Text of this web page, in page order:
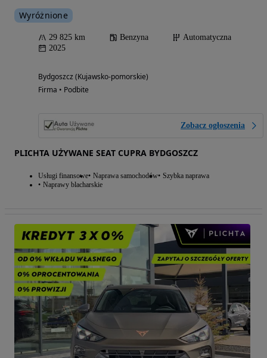
Wyróżnione
29 825 km Benzyna
Automatyczna
2025
Bydgoszcz (Kujawsko-pomorskie)
Firma • Podbite
Zobacz ogłoszenia
PLICHTA UŻYWANE SEAT CUPRA BYDGOSZCZ
Usługi finansowe Naprawa samochodów Szybka naprawa
Naprawy blacharskie